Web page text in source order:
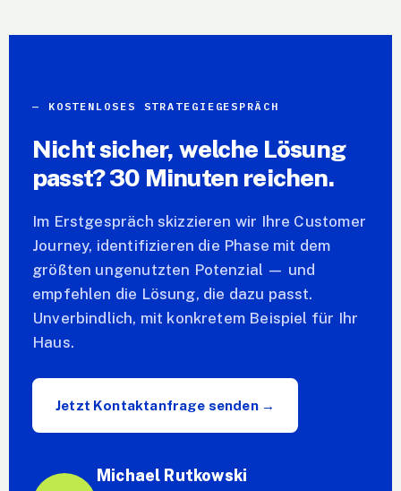
KOSTENLOSES STRATEGIEGESPRÄCH
Nicht sicher, welche Lösung
passt? 30 Minuten reichen.
Im Erstgespräch skizzieren wir Ihre Customer
Journey, identifizieren die Phase mit dem
größten ungenutzten Potenzial — und
empfehlen die Lösung, die dazu passt.
Unverbindlich, mit konkretem Beispiel für Ihr
Haus.
Jetzt Kontaktanfrage senden →
Michael Rutkowski